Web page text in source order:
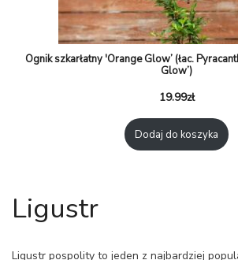
Ognik szkarłatny 'Orange Glow’ (łac.
Glow’)
19.99zł
Dodaj do koszyka
Ligustr
Ligustr pospolity to jeden z najbardziej